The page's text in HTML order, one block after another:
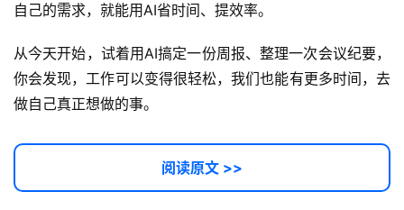
自己的需求，就能用AI省时间、提效率。
从今天开始，试着用AI搞定一份周报、整理一次会议纪要，
你会发现，工作可以变得很轻松，我们也能有更多时间，去
做自己真正想做的事。
阅读原文 >>